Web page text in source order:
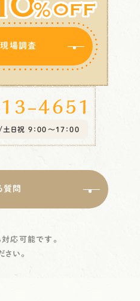
4651
日祝 9：00～17：00
質問
応可能です。
い。
場調査